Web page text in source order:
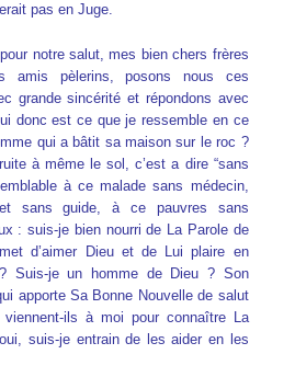
pas en Juge.
notre salut, mes bien chers frères
amis pèlerins, posons nous ces
grande sincérité et répondons avec
donc est ce que je ressemble en ce
qui a bâtit sa maison sur le roc ?
à même le sol, c’est a dire “sans
à ce malade sans médecin,
sans guide, à ce pauvres sans
: suis-je bien nourri de La Parole de
d’aimer Dieu et de Lui plaire en
Suis-je un homme de Dieu ? Son
apporte Sa Bonne Nouvelle de salut
ils à moi pour connaître La
suis-je entrain de les aider en les